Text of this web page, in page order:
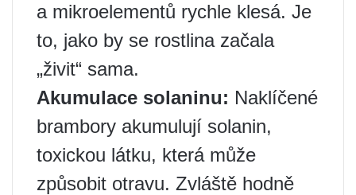
a mikroelementů rychle klesá. Je
to, jako by se rostlina začala
„živit“ sama.
Akumulace solaninu: Naklíčené
brambory akumulují solanin,
toxickou látku, která může
způsobit otravu. Zvláště hodně